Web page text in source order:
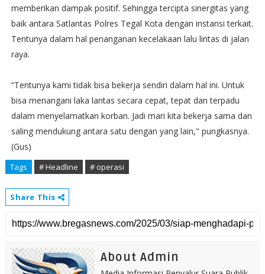
memberikan dampak positif. Sehingga tercipta sinergitas yang
baik antara Satlantas Polres Tegal Kota dengan instansi terkait.
Tentunya dalam hal penanganan kecelakaan lalu lintas di jalan
raya.
“Tentunya kami tidak bisa bekerja sendiri dalam hal ini. Untuk
bisa menangani laka lantas secara cepat, tepat dan terpadu
dalam menyelamatkan korban. Jadi mari kita bekerja sama dan
saling mendukung antara satu dengan yang lain," pungkasnya.
(Gus)
Tags # Headline # operasi
Share This
About Admin